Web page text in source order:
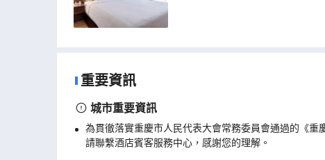
重要資訊
城市重要資訊
為貫徹落實重慶市人民代表大會常務委員會通過的《重
請聯繫酒店賓客服務中心，感謝您的理解。